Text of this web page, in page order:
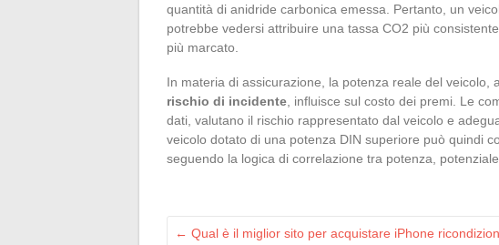
quantità di anidride carbonica emessa. Pertanto, un
potrebbe vedersi attribuire una tassa CO2 più
più marcato.
In materia di assicurazione, la potenza reale del veicolo,
rischio di incidente , influisce sul costo dei premi. Le
dati, valutano il rischio rappresentato dal veicolo e
veicolo dotato di una potenza DIN superiore può quindi
seguendo la logica di correlazione tra potenza,
← Qual è il miglior sito per acquistare iPhone